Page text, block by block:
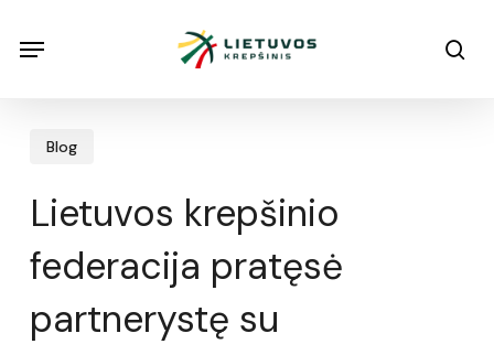
Menu
Blog
Lietuvos krepšinio
federacija pratęsė
partnerystę su